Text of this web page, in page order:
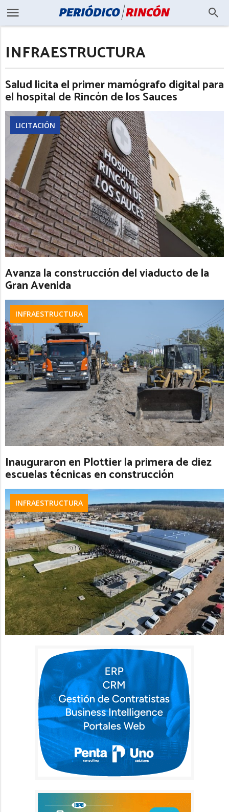
INFRAESTRUCTURA
Salud licita el primer mamógrafo digital para
el hospital de Rincón de los Sauces
LICITACIÓN
Avanza la construcción del viaducto de la
Gran Avenida
INFRAESTRUCTURA
Inauguraron en Plottier la primera de diez
escuelas técnicas en construcción
INFRAESTRUCTURA